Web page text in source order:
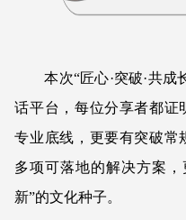
本次“匠心·突破·共
话平台，每位分享者都证
专业底线，更要有突破常
多项可落地的解决方案
新”的文化种子。